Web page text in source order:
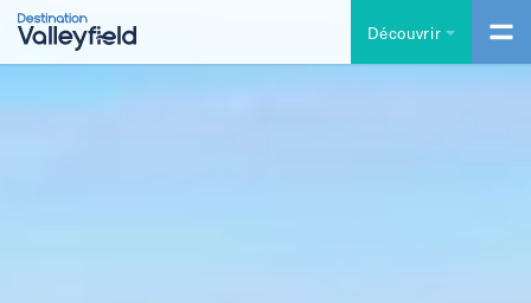
Accéder au contenu principal
Découvrir